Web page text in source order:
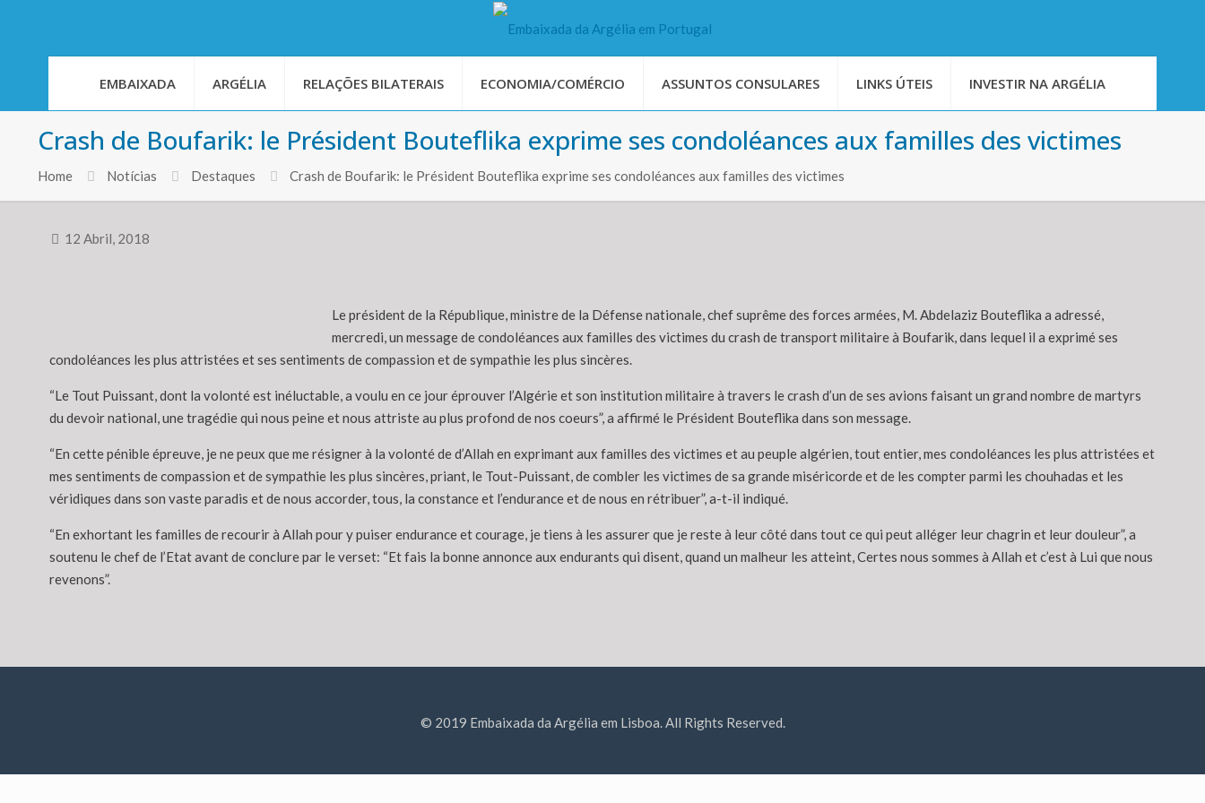
EMBAIXADA ARGÉLIA RELAÇÕES BILATERAIS ECONOMIA/COMÉRCIO ASSUNTOS CONSULARES LINKS ÚTEIS INVESTIR NA ARGÉLIA
Crash de Boufarik: le Président Bouteflika exprime ses condoléances aux familles des victimes
Home Notícias Destaques Crash de Boufarik: le Président Bouteflika exprime ses condoléances aux familles des victimes
12 Abril, 2018
Le président de la République, ministre de la Défense nationale, chef suprême des forces armées, M. Abdelaziz Bouteflika a adressé,
mercredi, un message de condoléances aux familles des victimes du crash de transport militaire à Boufarik, dans lequel il a exprimé ses
condoléances les plus attristées et ses sentiments de compassion et de sympathie les plus sincères.
“Le Tout Puissant, dont la volonté est inéluctable, a voulu en ce jour éprouver l’Algérie et son institution militaire à travers le crash d’un de ses avions faisant un grand nombre de martyrs
du devoir national, une tragédie qui nous peine et nous attriste au plus profond de nos coeurs”, a affirmé le Président Bouteflika dans son message.
“En cette pénible épreuve, je ne peux que me résigner à la volonté de d’Allah en exprimant aux familles des victimes et au peuple algérien, tout entier, mes condoléances les plus attristées et
mes sentiments de compassion et de sympathie les plus sincères, priant, le Tout-Puissant, de combler les victimes de sa grande miséricorde et de les compter parmi les chouhadas et les
véridiques dans son vaste paradis et de nous accorder, tous, la constance et l’endurance et de nous en rétribuer”, a-t-il indiqué.
“En exhortant les familles de recourir à Allah pour y puiser endurance et courage, je tiens à les assurer que je reste à leur côté dans tout ce qui peut alléger leur chagrin et leur douleur”, a
soutenu le chef de l’Etat avant de conclure par le verset: “Et fais la bonne annonce aux endurants qui disent, quand un malheur les atteint, Certes nous sommes à Allah et c’est à Lui que nous
revenons”.
© 2019 Embaixada da Argélia em Lisboa. All Rights Reserved.